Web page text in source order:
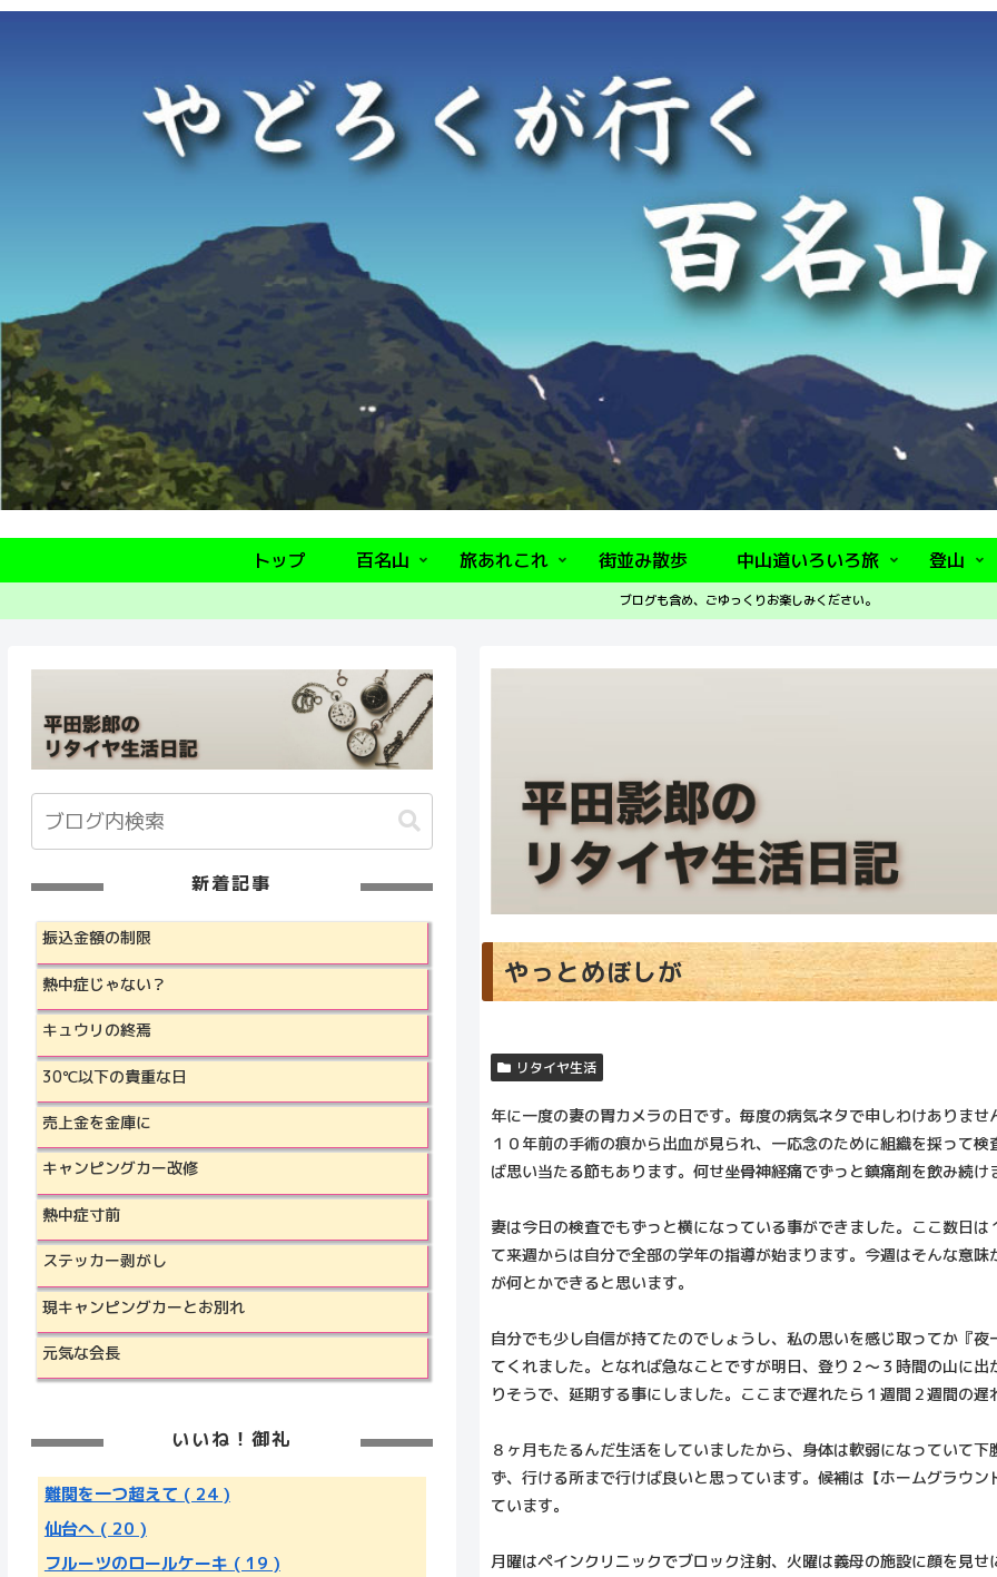
トップ 百名山 旅あれこれ 街並み散歩 中山道いろいろ旅 登山
ブログも含め、ごゆっくりお楽しみください。
やっとめぼしが
リタイヤ生活
年に一度の妻の胃カメラの日です。毎度の病気ネタで申しわけありま
１０年前の手術の痕から出血が見られ、一応念のために組織を採って
ば思い当たる節もあります。何せ坐骨神経痛でずっと鎮痛剤を飲み続
妻は今日の検査でもずっと横になっている事ができました。ここ数日
て来週からは自分で全部の学年の指導が始まります。今週はそんな意
が何とかできると思います。
自分でも少し自信が持てたのでしょうし、私の思いを感じ取ってか『
てくれました。となれば急なことですが明日、登り２～３時間の山に
りそうで、延期する事にしました。ここまで遅れたら１週間２週間の
８ヶ月もたるんだ生活をしていましたから、身体は軟弱になっていて
ず、行ける所まで行けば良いと思っています。候補は【ホームグラウ
ています。
月曜はペインクリニックでブロック注射、火曜は義母の施設に顔を見
新着記事
振込金額の制限
熱中症じゃない？
キュウリの終焉
30℃以下の貴重な日
売上金を金庫に
キャンピングカー改修
熱中症寸前
ステッカー剥がし
現キャンピングカーとお別れ
元気な会長
いいね！御礼
難関を一つ超えて ( 24 )
仙台へ ( 20 )
フルーツのロールケーキ ( 19 )